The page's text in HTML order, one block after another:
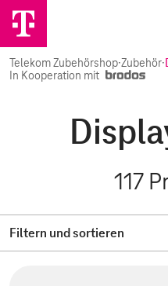
Telekom Zubehörshop·Zubehör·
In Kooperation mit
117
Filtern und sortieren